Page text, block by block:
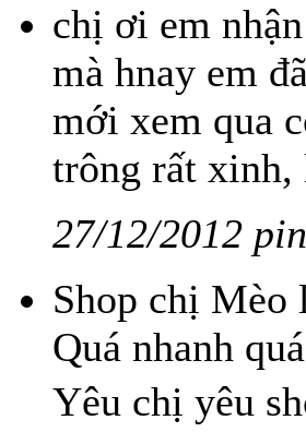
chị ơi em
mà hnay em
mới xem qua
trông rất xinh,
27/12/2012
Shop chị Mèo
Quá nhanh
Yêu chị yêu